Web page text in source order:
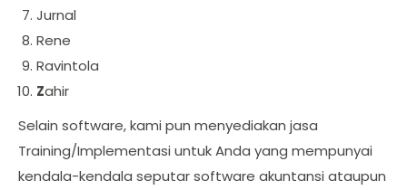
Jurnal
Rene
Ravintola
Zahir
Selain software, kami pun menyediakan jasa
Training/Implementasi untuk Anda yang mempunyai
kendala-kendala seputar software akuntansi ataupun